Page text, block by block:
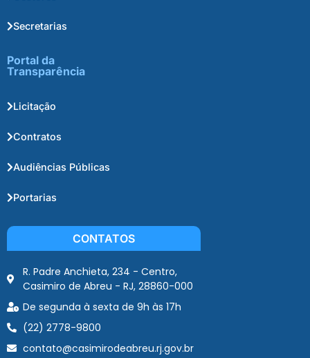
Secretarias
Portal da
Transparência
Licitação
Contratos
Audiências Públicas
Portarias
CONTATOS
R. Padre Anchieta, 234 - Centro,
Casimiro de Abreu - RJ, 28860-000
De segunda à sexta de 9h às 17h
(22) 2778-9800
contato@casimirodeabreu.rj.gov.br